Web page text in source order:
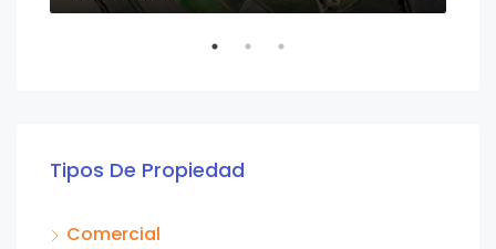
Tipos De Propiedad
Comercial